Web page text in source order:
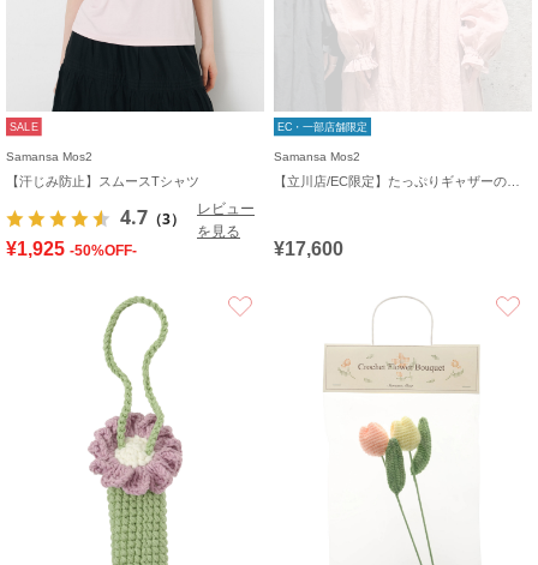
SALE
Samansa Mos2
【汗じみ防止】スムースTシャツ
4.7 （3）
レビュー
を見る
¥1,925 -50%OFF-
EC・一部店舗限定
Samansa Mos2
¥17,600